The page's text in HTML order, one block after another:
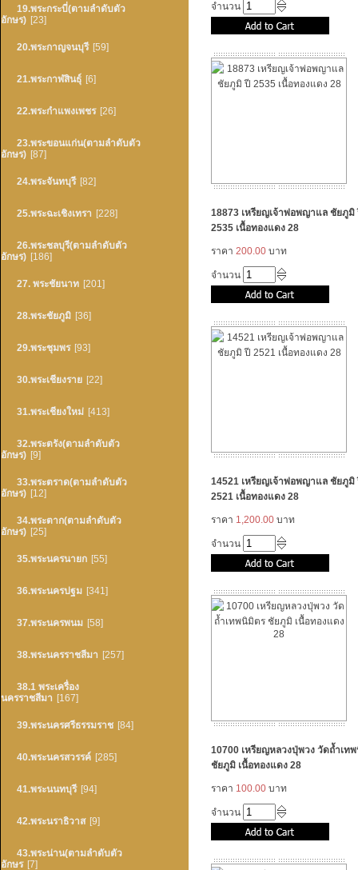
19.พระกระบี่(ตามลำดับตัว
อักษร) [23]
20.พระกาญจนบุรี [59]
21.พระกาฬสินธุ์ [6]
22.พระกำแพงเพชร [26]
23.พระขอนแก่น(ตามลำดับตัว
อักษร) [87]
24.พระจันทบุรี [82]
25.พระฉะเชิงเทรา [228]
26.พระชลบุรี(ตามลำดับตัว
อักษร) [186]
27. พระชัยนาท [201]
28.พระชัยภูมิ [36]
29.พระชุมพร [93]
30.พระเชียงราย [22]
31.พระเชียงใหม่ [413]
32.พระตรัง(ตามลำดับตัว
อักษร) [9]
33.พระตราด(ตามลำดับตัว
อักษร) [12]
34.พระตาก(ตามลำดับตัว
อักษร) [25]
35.พระนครนายก [55]
36.พระนครปฐม [341]
37.พระนครพนม [58]
38.พระนครราชสีมา [257]
38.1 พระเครื่อง
นครราชสีมา [167]
39.พระนครศรีธรรมราช [84]
40.พระนครสวรรค์ [285]
41.พระนนทบุรี [94]
42.พระนราธิวาส [9]
43.พระน่าน(ตามลำดับตัว
อักษร [7]
จำนวน
18873 เหรียญเจ้าพ่อพญาแล ชัยภูมิ
2535 เนื้อทองแดง 28
ราคา 200.00 บาท
จำนวน
14521 เหรียญเจ้าพ่อพญาแล ชัยภูมิ
2521 เนื้อทองแดง 28
ราคา 1,200.00 บาท
จำนวน
10700 เหรียญหลวงปุ่พวง วัดถ้ำเท
ชัยภูมิ เนื้อทองแดง 28
ราคา 100.00 บาท
จำนวน